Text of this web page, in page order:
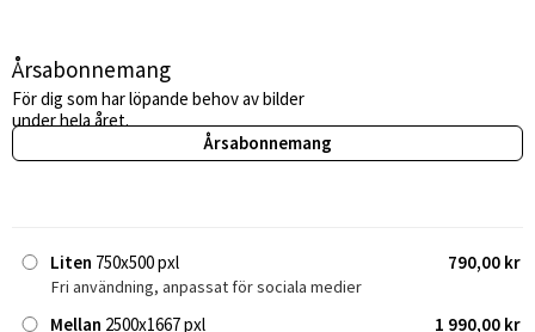
Årsabonnemang
För dig som har löpande behov av bilder
under hela året.
Årsabonnemang
Liten 750x500 pxl 790,00 kr
Fri användning, anpassat för sociala medier
Mellan 2500x1667 pxl 1 990,00 kr